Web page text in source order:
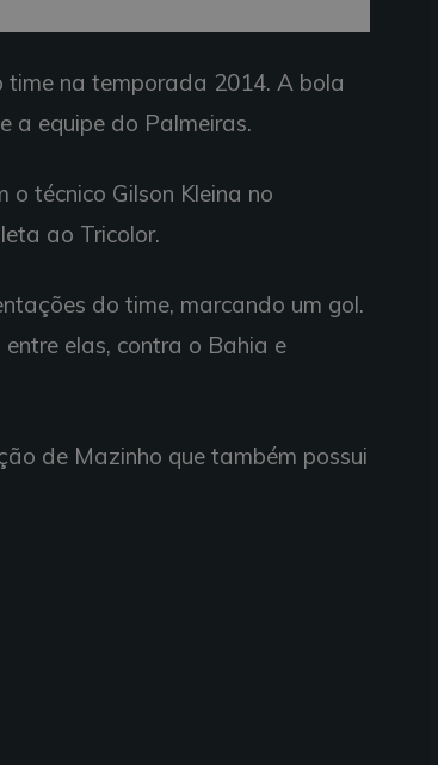
time na temporada 2014. A bola
a equipe do Palmeiras.
técnico Gilson Kleina no
ao Tricolor.
do time, marcando um gol.
elas, contra o Bahia e
de Mazinho que também possui